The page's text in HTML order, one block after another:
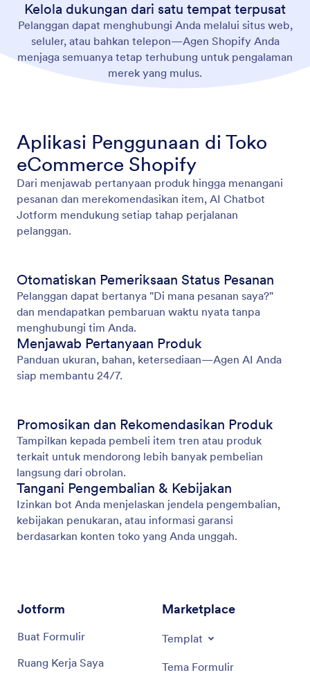
Kelola dukungan dari satu tempat terpusat
Pelanggan dapat menghubungi Anda melalui situs web,
seluler, atau bahkan telepon—Agen Shopify Anda
menjaga semuanya tetap terhubung untuk pengalaman
merek yang mulus.
Aplikasi Penggunaan di Toko
eCommerce Shopify
Dari menjawab pertanyaan produk hingga menangani
pesanan dan merekomendasikan item, AI Chatbot
Jotform mendukung setiap tahap perjalanan
pelanggan.
Otomatiskan Pemeriksaan Status Pesanan
Pelanggan dapat bertanya "Di mana pesanan saya?"
dan mendapatkan pembaruan waktu nyata tanpa
menghubungi tim Anda.
Menjawab Pertanyaan Produk
Panduan ukuran, bahan, ketersediaan—Agen AI Anda
siap membantu 24/7.
Promosikan dan Rekomendasikan Produk
Tampilkan kepada pembeli item tren atau produk
terkait untuk mendorong lebih banyak pembelian
langsung dari obrolan.
Tangani Pengembalian & Kebijakan
Izinkan bot Anda menjelaskan jendela pengembalian,
kebijakan penukaran, atau informasi garansi
berdasarkan konten toko yang Anda unggah.
Jotform
Buat Formulir
Ruang Kerja Saya
Marketplace
Templat
Tema Formulir